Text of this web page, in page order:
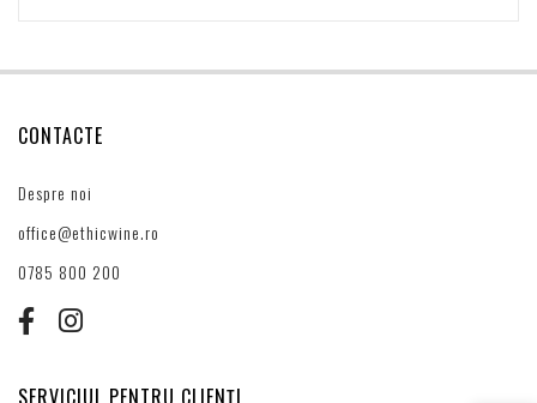
CONTACTE
Despre noi
office@ethicwine.ro
0785 800 200
SERVICIUL PENTRU CLIENȚI